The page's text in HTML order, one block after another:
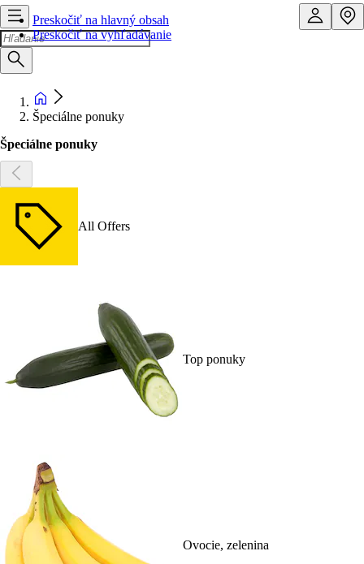
Preskočiť na hlavný obsah
Preskočiť na vyhľadávanie
Špeciálne ponuky
Špeciálne ponuky
All Offers
Top ponuky
Ovocie, zelenina